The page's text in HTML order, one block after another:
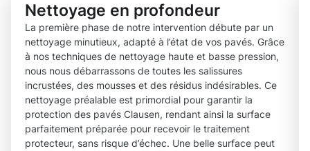
Nettoyage en profondeur
La première phase de notre intervention débute par un
nettoyage minutieux, adapté à l’état de vos pavés. Grâce
à nos techniques de nettoyage haute et basse pression,
nous nous débarrassons de toutes les salissures
incrustées, des mousses et des résidus indésirables. Ce
nettoyage préalable est primordial pour garantir la
protection des pavés Clausen, rendant ainsi la surface
parfaitement préparée pour recevoir le traitement
protecteur, sans risque d’échec. Une belle surface peut